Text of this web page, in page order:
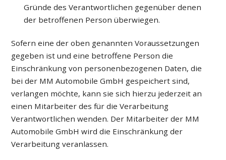
Gründe des Verantwortlichen gegenüber denen
der betroffenen Person überwiegen.
Sofern eine der oben genannten Voraussetzungen
gegeben ist und eine betroffene Person die
Einschränkung von personenbezogenen Daten, die
bei der MM Automobile GmbH gespeichert sind,
verlangen möchte, kann sie sich hierzu jederzeit an
einen Mitarbeiter des für die Verarbeitung
Verantwortlichen wenden. Der Mitarbeiter der MM
Automobile GmbH wird die Einschränkung der
Verarbeitung veranlassen.